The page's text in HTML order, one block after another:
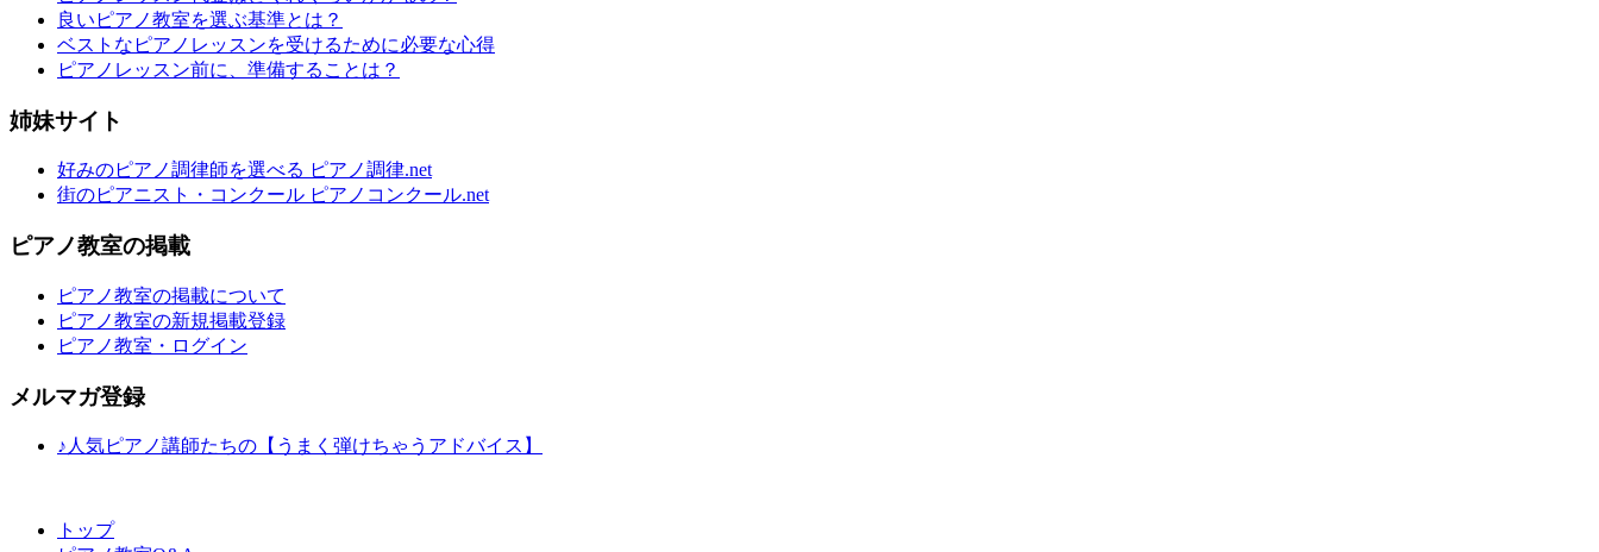
良いピアノ教室を選ぶ基準とは？
ベストなピアノレッスンを受けるために必要な心得
ピアノレッスン前に、準備することは？
姉妹サイト
好みのピアノ調律師を選べる ピアノ調律.net
街のピアニスト・コンクール ピアノコンクール.net
ピアノ教室の掲載
ピアノ教室の掲載について
ピアノ教室の新規掲載登録
ピアノ教室・ログイン
メルマガ登録
♪人気ピアノ講師たちの【うまく弾けちゃうアドバイス】
トップ